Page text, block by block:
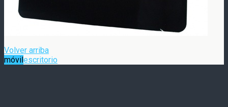
Volver arriba
móvilescritorio